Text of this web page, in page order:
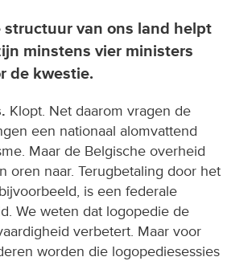
structuur van ons land helpt
minstens vier ministers
de kwestie.
Klopt. Net daarom vragen de
een nationaal alomvattend
Maar de Belgische overheid
oren naar. Terugbetaling door het
is een federale
We weten dat logopedie de
verbetert. Maar voor
worden die logopediesessies